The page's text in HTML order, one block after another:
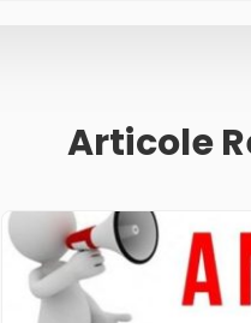
Articole